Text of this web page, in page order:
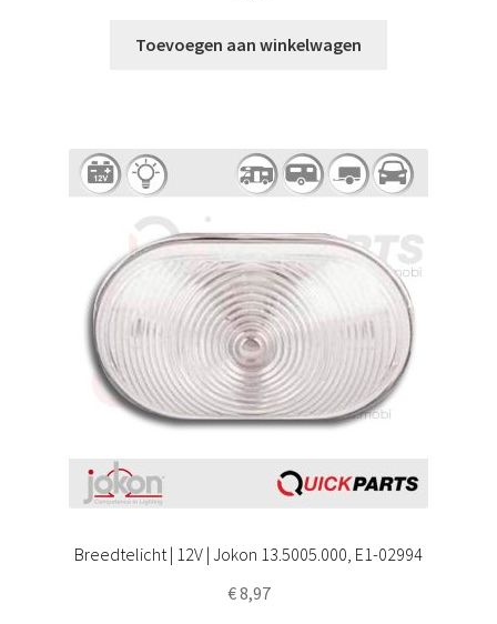
Toevoegen aan winkelwagen
Breedtelicht | 12V | Jokon 13.5005.000, E1-02994
€8,97